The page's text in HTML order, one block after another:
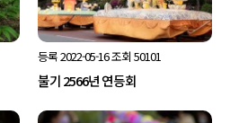
등록2022-05-16조회 50101
불기 2566년 연등회